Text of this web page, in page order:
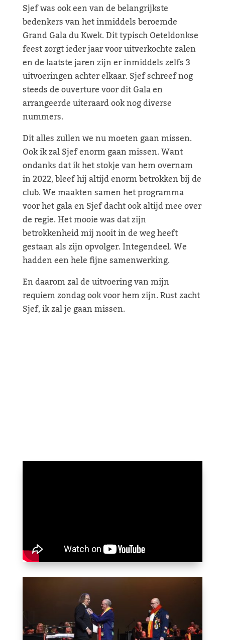
Sjef was ook een van de belangrijkste
bedenkers van het inmiddels beroemde
Grand Gala du Kwek. Dit typisch Oeteldonkse
feest zorgt ieder jaar voor uitverkochte zalen
en de laatste jaren zijn er inmiddels zelfs 3
uitvoeringen achter elkaar. Sjef schreef nog
steeds de ouverture voor dit Gala en
arrangeerde uiteraard ook nog diverse
nummers.
Dit alles zullen we nu moeten gaan missen.
Ook ik zal Sjef enorm gaan missen. Want
ondanks dat ik het stokje van hem overnam
in 2022, bleef hij altijd enorm betrokken bij de
club. We maakten samen het programma
voor het gala en Sjef dacht ook altijd mee over
de regie. Het mooie was dat zijn
betrokkenheid mij nooit in de weg heeft
gestaan als zijn opvolger. Integendeel. We
hadden een hele fijne samenwerking.
En daarom zal de uitvoering van mijn
requiem zondag ook voor hem zijn. Rust zacht
Sjef, ik zal je gaan missen.